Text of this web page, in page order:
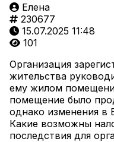
Елена
230677
15.07.2025 11:48
101
Организация
жительства
ему жилом
помещение было
однако изменения в
Какие возможны
последствия для